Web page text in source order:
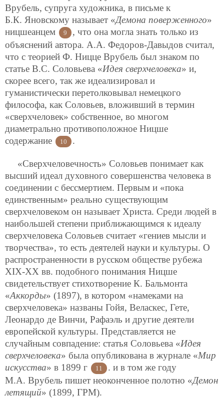
Врубель, супруга художника, в письме к
Б.К. Яновскому называет «Демона поверженного»
ницшеанцем
9
, что она могла знать только из
объяснений автора. А.А. Федоров-Давыдов считал,
что с теорией Ф. Ницце Врубель был знаком по
статье В.С. Соловьева «Идея сверхчеловека» и,
скорее всего, так же идеализировал и
гуманистически перетолковывал немецкого
философа, как Соловьев, вложивший в термин
«сверхчеловек» собственное, во многом
диаметрально противоположное Ницше
содержание
10 .
«Сверхчеловечность» Соловьев понимает как
высший идеал духовного совершенства человека в
соединении с бессмертием. Первым и «пока
единственным» реально существующим
сверхчеловеком он называет Христа. Среди людей в
наибольшей степени приближающимся к идеалу
сверхчеловека Соловьев считает «гениев мысли и
творчества», то есть деятелей науки и культуры. О
распространенности в русском обществе рубежа
XIX-XX вв. подобного понимания Ницше
свидетельствует стихотворение К. Бальмонта
«Аккорды» (1897), в котором «намеками на
сверхчеловека» названы Гойя, Веласкес, Гете,
Леонардо де Винчи, Рафаэль и другие деятели
европейской культуры. Представляется не
случайным совпадение: статья Соловьева «Идея
сверхчеловека» была опубликована в журнале «Мир
искусства» в 1899 г 11
. и в том же году
М.А. Врубель пишет неоконченное полотно «Демон
летящий» (1899, ГРМ).